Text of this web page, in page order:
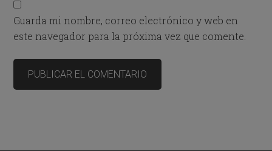
Guarda mi nombre, correo electrónico y web en
este navegador para la próxima vez que comente.